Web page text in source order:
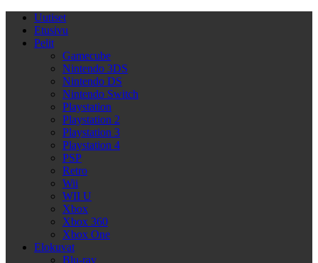
Uutiset
Etusivu
Pelit
Gamecube
Nintendo 3DS
Nintendo DS
Nintendo Switch
Playstation
Playstation 2
Playstation 3
Playstation 4
PSP
Retro
Wii
WII U
Xbox
Xbox 360
Xbox One
Elokuvat
Blu-ray